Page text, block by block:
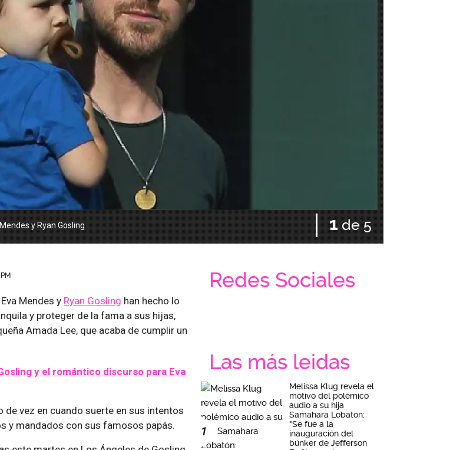
y Ryan Gosling 1 de 5
Mendes y Ryan Gosling han hecho lo
y proteger de la fama a sus hijas,
Amada Lee, que acaba de cumplir un
y el romántico discurso para Eva
de vez en cuando suerte en sus intentos
y mandados con sus famosos papás.
Redes Sociales
Las más leidas
1
Melissa Klug revela el
motivo del polémico
audio a su hija
Samahara Lobatón:
"Se fue a la
inauguración del
búnker de Jefferson